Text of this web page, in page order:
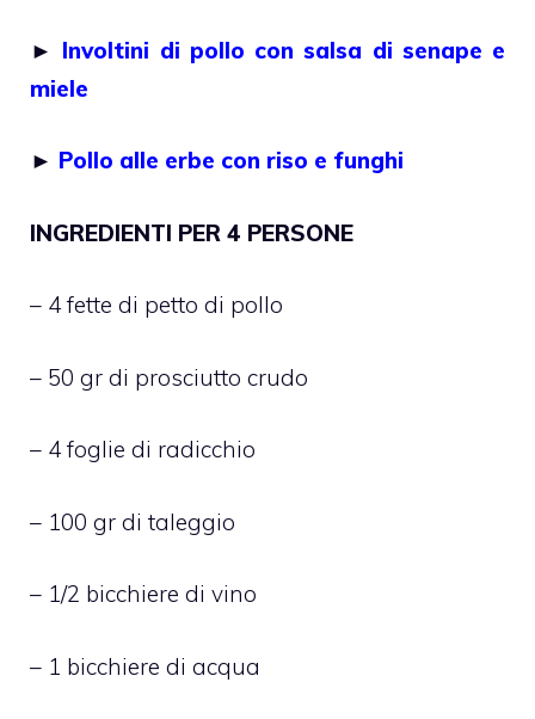
► Involtini di pollo con salsa di senape e
miele
► Pollo alle erbe con riso e funghi
INGREDIENTI PER 4 PERSONE
– 4 fette di petto di pollo
– 50 gr di prosciutto crudo
– 4 foglie di radicchio
– 100 gr di taleggio
– 1/2 bicchiere di vino
– 1 bicchiere di acqua